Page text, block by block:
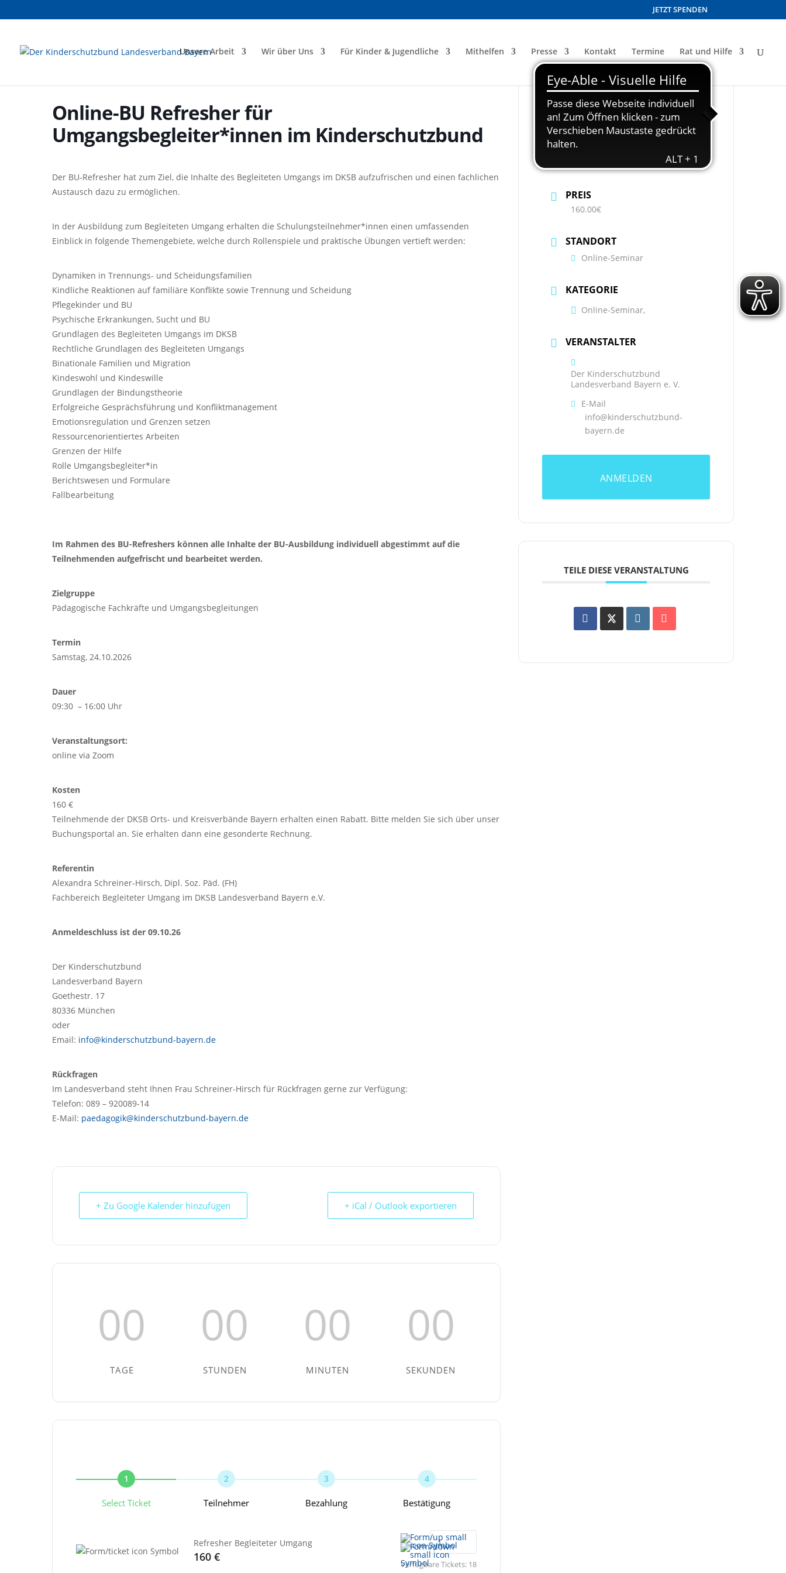
JETZT SPENDEN
Unsere Arbeit Wir über Uns Für Kinder & Jugendliche Mithelfen Presse Kontakt Termine Rat und Hilfe
Online-BU Refresher für
Umgangsbegleiter*innen im Kinderschutzbund
Der BU-Refresher hat zum Ziel, die Inhalte des Begleiteten Umgangs im DKSB aufzufrischen und einen fachlichen
Austausch dazu zu ermöglichen.
In der Ausbildung zum Begleiteten Umgang erhalten die Schulungsteilnehmer*innen einen umfassenden
Einblick in folgende Themengebiete, welche durch Rollenspiele und praktische Übungen vertieft werden:
Dynamiken in Trennungs- und Scheidungsfamilien
Kindliche Reaktionen auf familiäre Konﬂikte sowie Trennung und Scheidung
Pflegekinder und BU
Psychische Erkrankungen, Sucht und BU
Grundlagen des Begleiteten Umgangs im DKSB
Rechtliche Grundlagen des Begleiteten Umgangs
Binationale Familien und Migration
Kindeswohl und Kindeswille
Grundlagen der Bindungstheorie
Erfolgreiche Gesprächsführung und Konfliktmanagement
Emotionsregulation und Grenzen setzen
Ressourcenorientiertes Arbeiten
Grenzen der Hilfe
Rolle Umgangsbegleiter*in
Berichtswesen und Formulare
Fallbearbeitung
Im Rahmen des BU-Refreshers können alle Inhalte der BU-Ausbildung individuell abgestimmt auf die
Teilnehmenden aufgefrischt und bearbeitet werden.
Zielgruppe
Pädagogische Fachkräfte und Umgangsbegleitungen
Termin
Samstag, 24.10.2026
Dauer
09:30 – 16:00 Uhr
Veranstaltungsort:
online via Zoom
Kosten
160 €
Teilnehmende der DKSB Orts- und Kreisverbände Bayern erhalten einen Rabatt. Bitte melden Sie sich über unser
Buchungsportal an. Sie erhalten dann eine gesonderte Rechnung.
Referentin
Alexandra Schreiner-Hirsch, Dipl. Soz. Päd. (FH)
Fachbereich Begleiteter Umgang im DKSB Landesverband Bayern e.V.
Anmeldeschluss ist der 09.10.26
Der Kinderschutzbund
Landesverband Bayern
Goethestr. 17
80336 München
oder
Email: info@kinderschutzbund-bayern.de
Rückfragen
Im Landesverband steht Ihnen Frau Schreiner-Hirsch für Rückfragen gerne zur Verfügung:
Telefon: 089 – 920089-14
E-Mail: paedagogik@kinderschutzbund-bayern.de
+ Zu Google Kalender hinzufügen + iCal / Outlook exportieren
00
TAGE
00
STUNDEN
00
MINUTEN
00
SEKUNDEN
1
Select Ticket
2
Teilnehmer
3
Bezahlung
4
Bestätigung
Refresher Begleiteter Umgang
160 €
Verfügbare Tickets: 18
DATUM
24 Okt. 2026
UHRZEIT
PREIS
160.00€
STANDORT
Online-Seminar
KATEGORIE
Online-Seminar,
VERANSTALTER
Der Kinderschutzbund
Landesverband Bayern e. V.
E-Mail
info@kinderschutzbund-
bayern.de
ANMELDEN
TEILE DIESE VERANSTALTUNG